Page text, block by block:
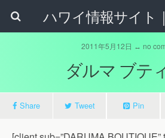
2011年5月12日 ↔ no
ダルマ ブテ
Share Tweet Pin